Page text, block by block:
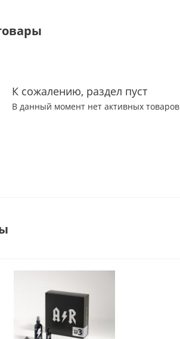
К сожалению, раздел пуст
В данный момент нет активных товаров